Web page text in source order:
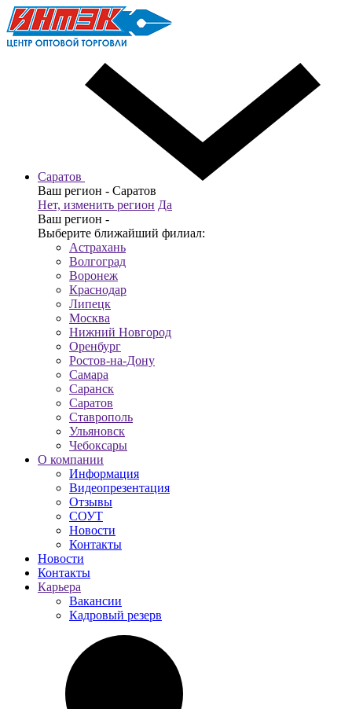
Саратов
Ваш регион - Саратов
Нет, изменить регион Да
Ваш регион -
Выберите ближайший филиал:
Астрахань
Волгоград
Воронеж
Краснодар
Липецк
Москва
Нижний Новгород
Оренбург
Ростов-на-Дону
Самара
Саранск
Саратов
Ставрополь
Ульяновск
Чебоксары
О компании
Информация
Видеопрезентация
Отзывы
СОУТ
Новости
Контакты
Новости
Контакты
Карьера
Вакансии
Кадровый резерв